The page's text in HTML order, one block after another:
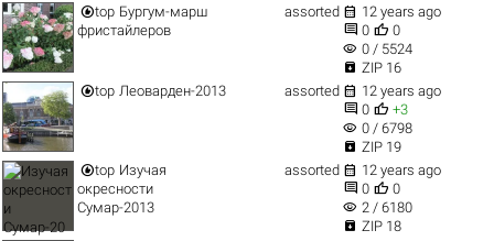
top Бургум-марш
фристайлеров
assorted  12 years ago
 0  0
visibility 0 / 5524
 ZIP 16
top Леоварден-2013 assorted  12 years ago
 0  +3
visibility 0 / 6798
 ZIP 19
top Изучая
окресности
Сумар-2013
assorted  12 years ago
 0  0
visibility 2 / 6180
 ZIP 18